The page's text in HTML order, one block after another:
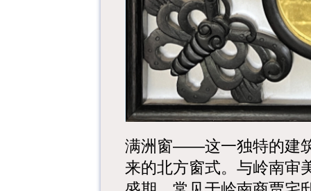
满洲窗——这一独特的建
来的北方窗式。与岭南审